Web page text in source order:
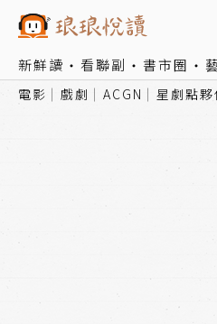
新鮮讀 看聯副 書市圈
電影 戲劇 ACGN 星劇點夥